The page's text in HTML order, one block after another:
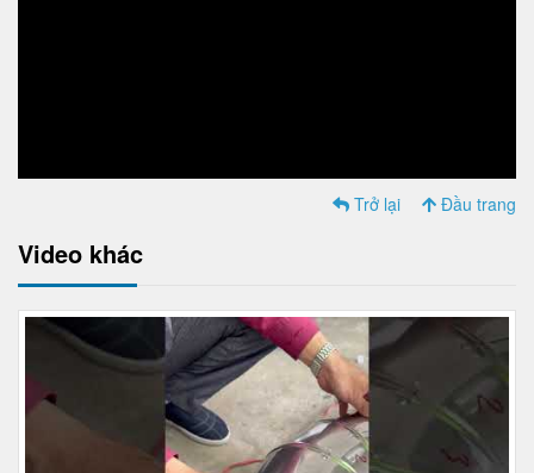
Trở lại Đầu trang
Video khác